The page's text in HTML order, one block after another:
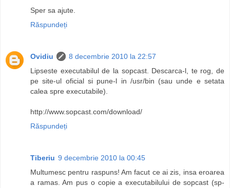
Sper sa ajute.
Răspundeți
Ovidiu
8 decembrie 2010 la 22:57
Lipseste executabilul de la sopcast. Descarca-l, te rog, de
pe site-ul oficial si pune-l in /usr/bin (sau unde e setata
calea spre executabile).
http://www.sopcast.com/download/
Răspundeți
Tiberiu 9 decembrie 2010 la 00:45
Multumesc pentru raspuns! Am facut ce ai zis, insa eroarea
a ramas. Am pus o copie a executabilului de sopcast (sp-